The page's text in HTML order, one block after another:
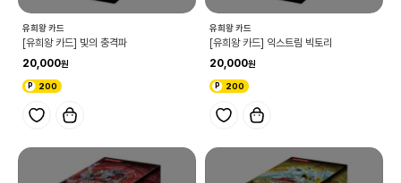
유희왕 카드
[유희왕 카드] 빛의 충격파
20,000
200
유희왕 카드
[유희왕 카드] 익스트림 빅토리
20,000
200